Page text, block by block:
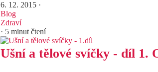
6. 12. 2015 ·
Blog
Zdraví
· 5 minut čtení
Ušní a tělové svíčky - díl 1.